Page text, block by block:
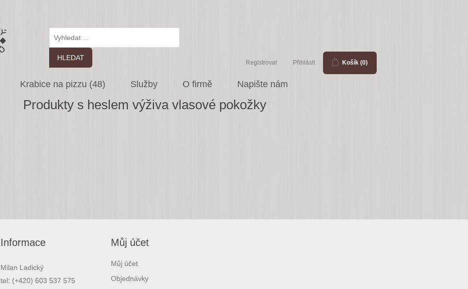
Registrovat Přihlásit Košík (0)
Krabice na pizzu (48) Služby O firmě Napište nám
Produkty s heslem výživa vlasové pokožky
Informace
Milan Ladický
tel: (+420) 603 537 575
Můj účet
Můj účet
Objednávky